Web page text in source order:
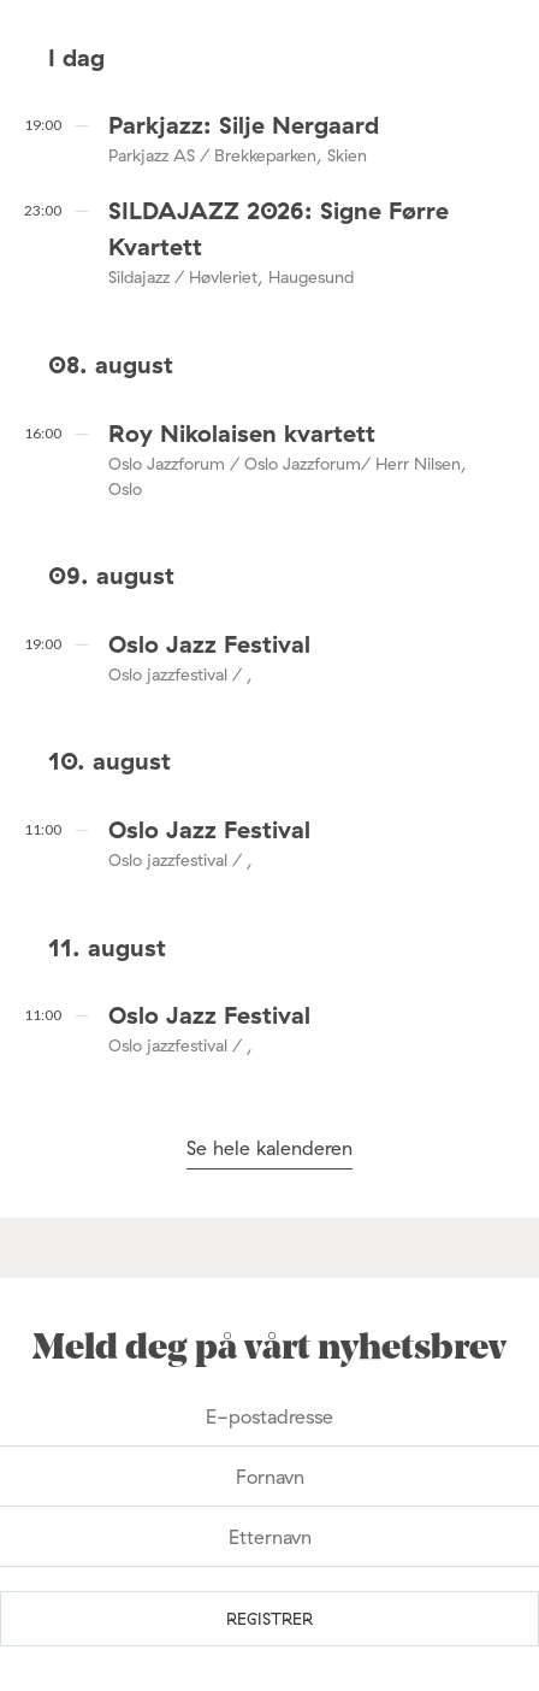
I dag
19:00 Parkjazz: Silje Nergaard
Parkjazz AS / Brekkeparken, Skien
23:00
SILDAJAZZ 2026: Signe Førre
Kvartett
Sildajazz / Høvleriet, Haugesund
08. august
16:00 Roy Nikolaisen kvartett
Oslo Jazzforum / Oslo Jazzforum/ Herr Nilsen,
Oslo
09. august
19:00 Oslo Jazz Festival
Oslo jazzfestival / ,
10. august
11:00 Oslo Jazz Festival
Oslo jazzfestival / ,
11. august
11:00 Oslo Jazz Festival
Oslo jazzfestival / ,
Se hele kalenderen
Meld deg på vårt nyhetsbrev